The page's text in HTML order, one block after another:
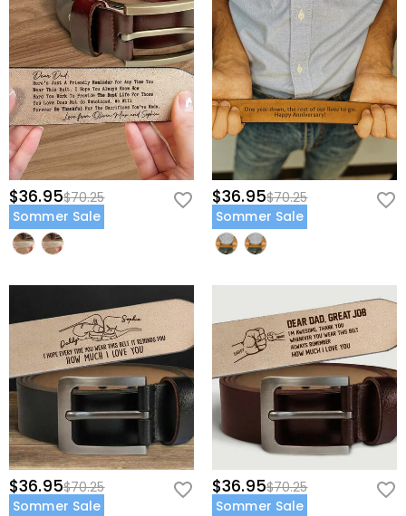
$36.95$70.25
Sommer Sale
$36.95$70.25
Sommer Sale
$36.95$70.25
Sommer Sale
$36.95$70.25
Sommer Sale